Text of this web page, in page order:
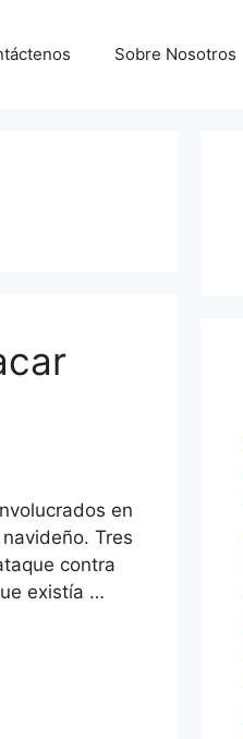
Sobre Nosotros
en
Tres
contra
existía …